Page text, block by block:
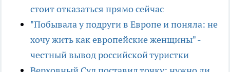
стоит отказаться прямо сейчас
"Побывала у подруги в Европе и поняла: не
хочу жить как европейские женщины" -
честный вывод российской туристки